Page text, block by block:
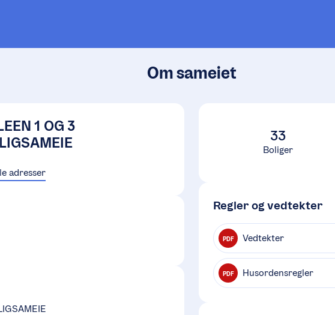
Om sameiet
1 OG 3
adresser
33
Boliger
Regler og vedtekter
PDF Vedtekter
PDF Husordensregler